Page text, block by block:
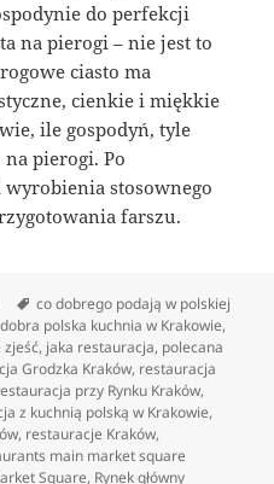
do perfekcji
na pierogi – nie jest to
ciasto ma
cienkie i miękkie
ile gospodyń, tyle
pierogi. Po
stosownego
farszu.
Tagi
co dobrego podają w polskiej
dobra polska kuchnia w Krakowie,
zjeść, jaka restauracja, polecana
Grodzka Kraków, restauracja
przy Rynku Kraków,
z kuchnią polską w Krakowie,
, restauracje Kraków,
main market square
Square, Rynek główny